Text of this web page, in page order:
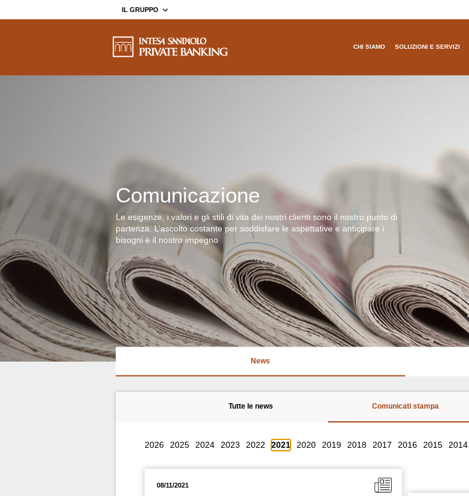
IL GRUPPO
CHI SIAMO SOLUZIONI E SERVIZI
Comunicazione
Le esigenze, i valori e gli stili di vita dei nostri clienti sono il nostro punto di
partenza. L’ascolto costante per soddisfare le aspettative e anticipare i
bisogni è il nostro impegno
News
Tutte le news Comunicati stampa
2026 2025 2024 2023 2022 2021 2020 2019 2018 2017 2016 2015 2014
08/11/2021